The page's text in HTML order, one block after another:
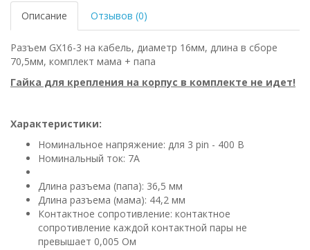
Описание Отзывов (0)
Разъем GX16-3 на кабель, диаметр 16мм, длина в сборе
70,5мм, комплект мама + папа
Гайка для крепления на корпус в комплекте не идет!
Характеристики:
Номинальное напряжение: для 3 pin - 400 В
Номинальный ток: 7A
Длина разъема (папа): 36,5 мм
Длина разъема (мама): 44,2 мм
Контактное сопротивление: контактное
сопротивление каждой контактной пары не
превышает 0,005 Ом